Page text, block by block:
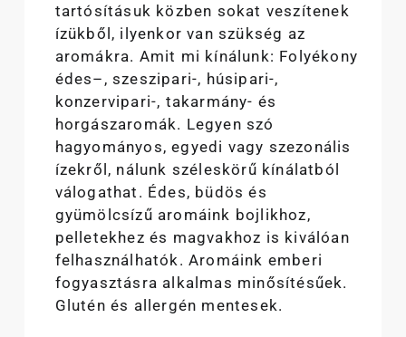
tartósításuk közben sokat veszítenek
ízükből, ilyenkor van szükség az
aromákra. Amit mi kínálunk: Folyékony
édes–, szeszipari-, húsipari-,
konzervipari-, takarmány- és
horgászaromák. Legyen szó
hagyományos, egyedi vagy szezonális
ízekről, nálunk széleskörű kínálatból
válogathat. Édes, büdös és
gyümölcsízű aromáink bojlikhoz,
pelletekhez és magvakhoz is kiválóan
felhasználhatók. Aromáink emberi
fogyasztásra alkalmas minősítésűek.
Glutén és allergén mentesek.